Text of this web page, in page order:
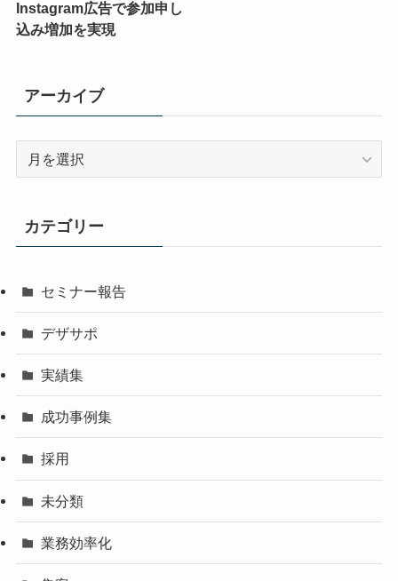
Instagram広告で参加申し
込み増加を実現
アーカイブ
ブ
カテゴリー
セミナー報告
デザサポ
実績集
成功事例集
採用
未分類
業務効率化